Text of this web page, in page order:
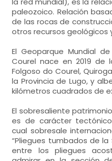
paleozoico. Relación
de las rocas de
otros recursos geológicos
El Geoparque Mundial
Courel nace en 2019 de
Folgoso do Courel,
la Provincia de Lugo, y
kilómetros cuadrados de
El sobresaliente
es de carácter
cual sobresale
“Pliegues tumbados de la
entre los pliegues